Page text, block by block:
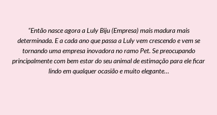
“Então nasce agora a Luly Biju (Empresa) mais madura mais
determinada. E a cada ano que passa a Luly vem crescendo e vem se
tornando uma empresa inovadora no ramo Pet. Se preocupando
principalmente com bem estar do seu animal de estimação para ele ficar
lindo em qualquer ocasião e muito elegante…